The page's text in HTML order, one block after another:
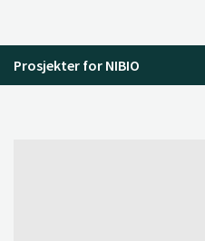
Prosjekter for NIBIO